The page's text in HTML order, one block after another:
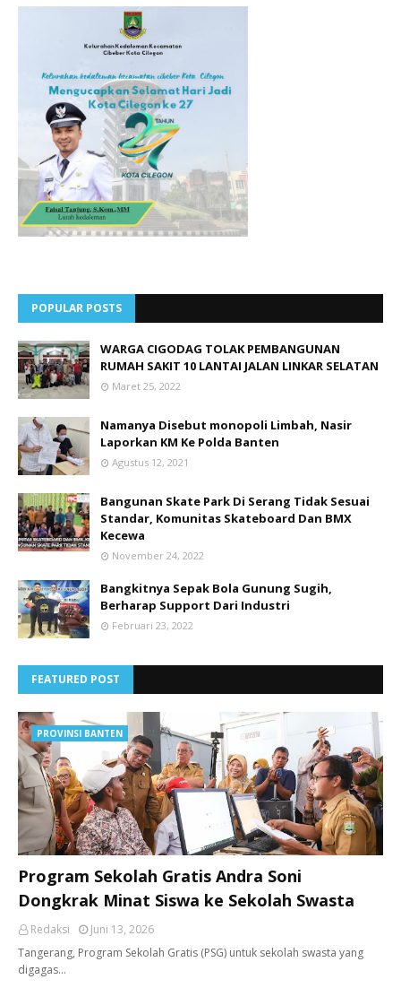
POPULAR POSTS
WARGA CIGODAG TOLAK PEMBANGUNAN
RUMAH SAKIT 10 LANTAI JALAN LINKAR SELATAN
Maret 25, 2022
Namanya Disebut monopoli Limbah, Nasir
Laporkan KM Ke Polda Banten
Agustus 12, 2021
Bangunan Skate Park Di Serang Tidak Sesuai
Standar, Komunitas Skateboard Dan BMX
Kecewa
November 24, 2022
Bangkitnya Sepak Bola Gunung Sugih,
Berharap Support Dari Industri
Februari 23, 2022
FEATURED POST
PROVINSI BANTEN
Program Sekolah Gratis Andra Soni
Dongkrak Minat Siswa ke Sekolah Swasta
Redaksi
Juni 13, 2026
Tangerang, ​Program Sekolah Gratis (PSG) untuk sekolah swasta yang
digagas…